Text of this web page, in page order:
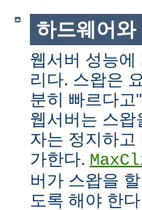
하드웨어
웹서버 성능
리다. 스왑은
분히 빠르다
웹서버는 스
자는 정지하
가한다.
버가 스왑을
도록 해야 한